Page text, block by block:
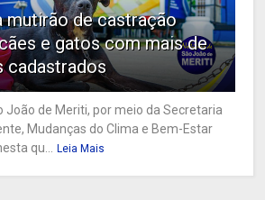
mutirão de castração
e gatos com mais de
cadastrados
João de Meriti, por meio da Secretaria
Mudanças do Clima e Bem-Estar
qu... Leia Mais